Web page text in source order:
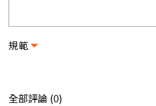
規範
全部評論 (0)